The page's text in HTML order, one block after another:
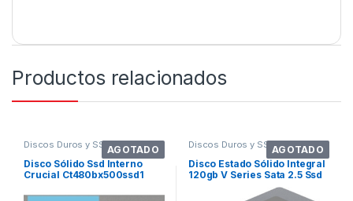
Productos relacionados
AGOTADO
Discos Duros y SSDs
Disco Sólido Ssd Interno
Crucial Ct480bx500ssd1
AGOTADO
Discos Duros y SSDs
Disco Estado Sólido Integral
120gb V Series Sata 2.5 Ssd